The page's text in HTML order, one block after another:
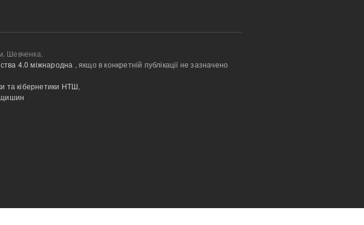
Шевченка.
4.0 міжнародна , якщо в конкретній публікації не зазначено
та кібернетики НТШ,